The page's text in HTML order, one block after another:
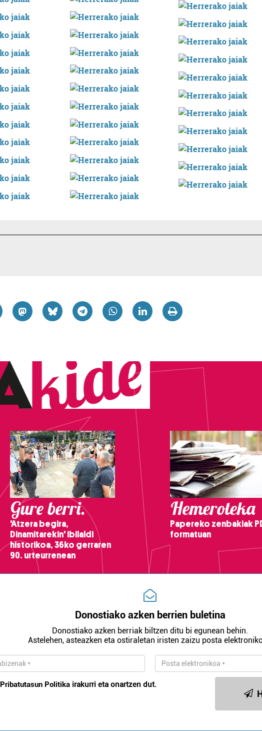
Gure berri.
'Atzera begira,
Dinamitarekin' ibilaldi
historikoa, 36ko gerraren
90. urteurrenean
Hemeroteka
Papereko zenbakiak
formatuan
Donostiako azken berrien buletina
Donostiako azken berriak biltzen ditu bi egunean behin.
Astelehen, asteazken eta ostiraletan iristen zaizu posta
Pribatutasun Politika irakurri eta onartzen dut.